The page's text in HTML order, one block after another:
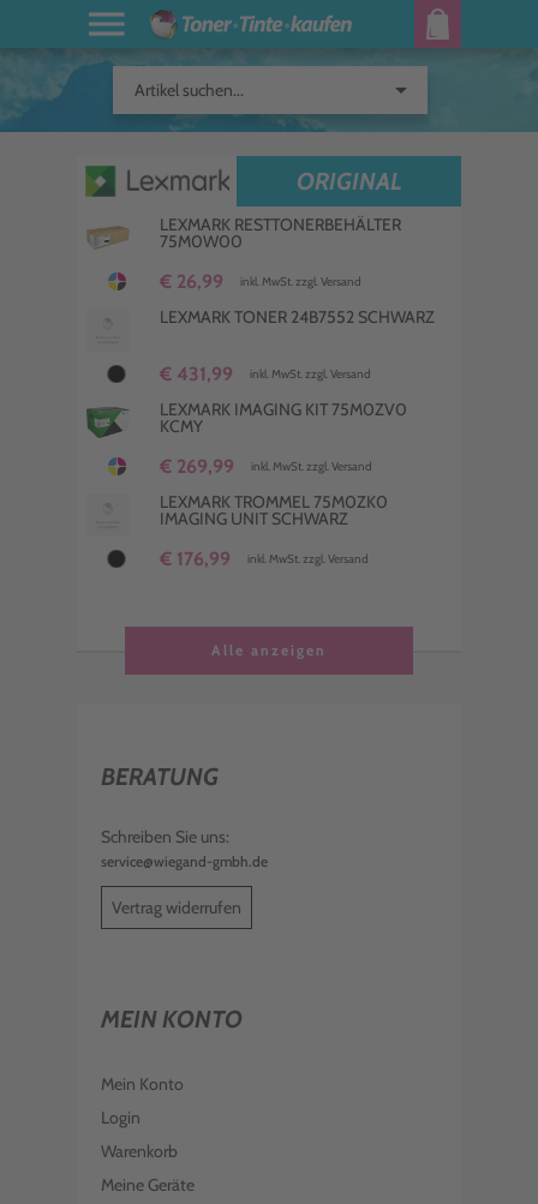
Artikel suchen... arrow_drop_down
ORIGINAL
LEXMARK RESTTONERBEHÄLTER
75M0W00
€ 26,99 inkl. MwSt. zzgl. Versand
LEXMARK TONER 24B7552 SCHWARZ
€ 431,99 inkl. MwSt. zzgl. Versand
LEXMARK IMAGING KIT 75M0ZV0
KCMY
€ 269,99 inkl. MwSt. zzgl. Versand
LEXMARK TROMMEL 75M0ZK0
IMAGING UNIT SCHWARZ
€ 176,99 inkl. MwSt. zzgl. Versand
Alle anzeigen
BERATUNG
Schreiben Sie uns:
service@wiegand-gmbh.de
Vertrag widerrufen
MEIN KONTO
Mein Konto
Login
Warenkorb
Meine Geräte